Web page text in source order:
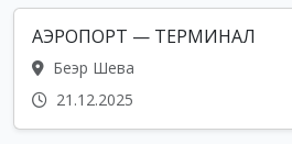
АЭРОПОРТ — ТЕРМИНАЛ
Беэр Шева
21.12.2025